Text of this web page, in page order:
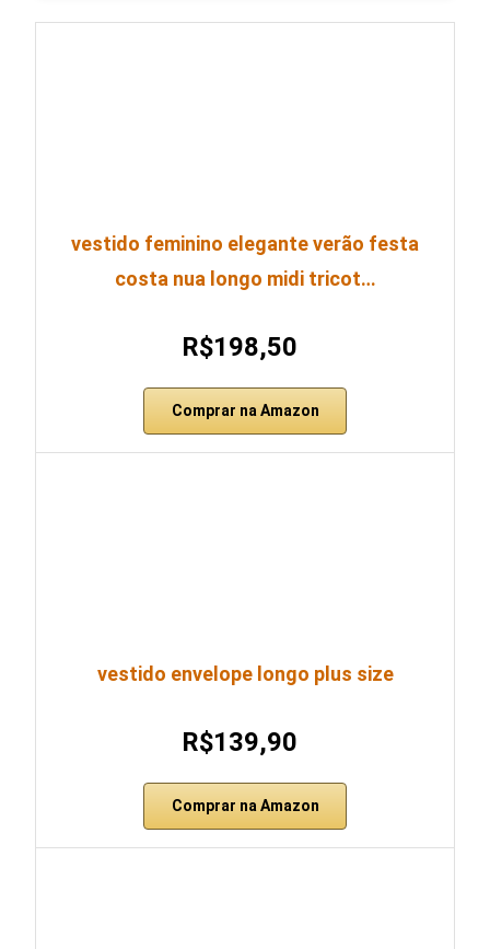
vestido feminino elegante verão festa
costa nua longo midi tricot…
R$198,50
Comprar na Amazon
vestido envelope longo plus size
R$139,90
Comprar na Amazon